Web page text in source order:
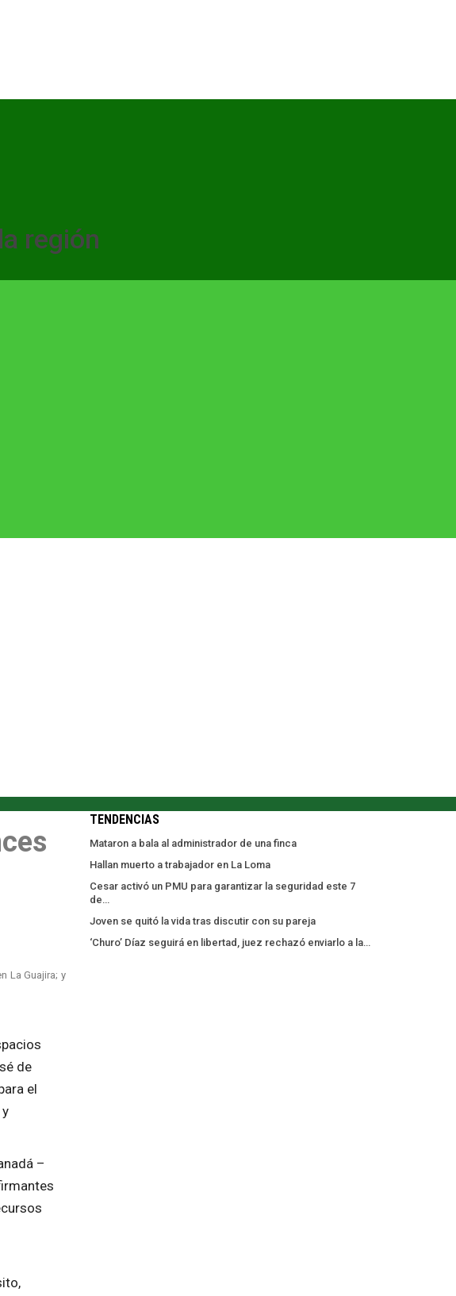
región
La Guajira; y
de
el
–
TENDENCIAS
Mataron a bala al administrador de una finca
Hallan muerto a trabajador en La Loma
Cesar activó un PMU para garantizar la seguridad este 7
de…
Joven se quitó la vida tras discutir con su pareja
‘Churo’ Díaz seguirá en libertad, juez rechazó enviarlo a la…